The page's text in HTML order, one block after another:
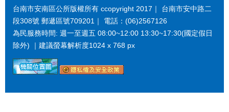
台南市安南區公所版權所有 ccopyright 2017｜ 台南市安中路二
段308號 郵遞區號709201｜ 電話：(06)2567126
為民服務時間: 週一至週五 08:00~12:00 13:30~17:30(國定假日
除外) ｜建議螢幕解析度1024 x 768 px